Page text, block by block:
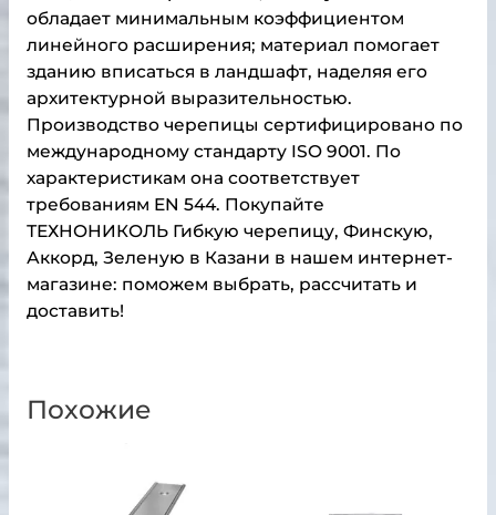
обладает минимальным коэффициентом
линейного расширения; материал помогает
зданию вписаться в ландшафт, наделяя его
архитектурной выразительностью.
Производство черепицы сертифицировано по
международному стандарту ISO 9001. По
характеристикам она соответствует
требованиям EN 544. Покупайте
ТЕХНОНИКОЛЬ Гибкую черепицу, Финскую,
Аккорд, Зеленую в Казани в нашем интернет-
магазине: поможем выбрать, рассчитать и
доставить!
Похожие